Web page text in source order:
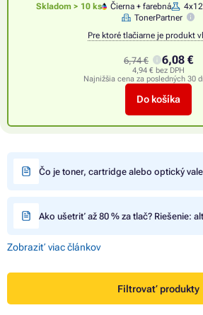
Skladom > 10 ks Čierna + farebná
TonerPartner
Pre ktoré tlačiarne je produkt
6,74 € 6,08 €
4,94 € bez DPH
Najnižšia cena za posledných 30
Do košíka
Čo je toner, cartridge alebo optický
Ako ušetriť až 80 % za tlač? Riešenie:
Zobraziť viac článkov
Filtrovať produkty